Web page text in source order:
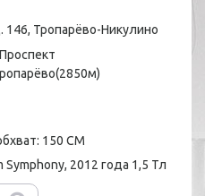
146, Тропарёво-Никулино
150 СМ
2012 года 1,5 Тл